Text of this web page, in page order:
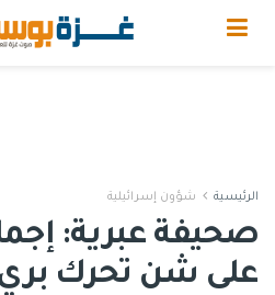
الرئيسية شؤون إسرائيلية
صحيفة عبرية:
على شن تحرك بري